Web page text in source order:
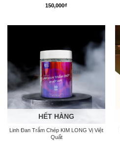
150,000₫
HẾT HÀNG
Linh Đan Trắm Chép KIM LONG Vị Việt
Quất